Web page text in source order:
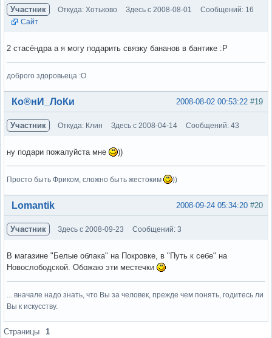
Участник Откуда: Хотьково Здесь с 2008-08-01
Сообщений: 16
Сайт
2 стасёндра а я могу подарить связку бананов в бантике :Р
доброго здоровьеца :О
Вне форума #19
2008-08-02 00:53:22
Ко®нИ_ЛоКи
Участник Откуда: Клин Здесь с 2008-04-14 Сообщений: 43
ну подари пожалуйста мне ))
Просто быть Фриком, сложно быть жестоким ))
Вне форума #20
2008-09-24 05:34:20
Lomantik
Участник Здесь с 2008-09-23 Сообщений: 3
В магазине "Белые облака" на Покровке, в "Путь к себе" на
Новослободской. Обожаю эти местечки
... вначале надо знать, что Вы за человек, прежде чем понять, годитесь ли
Вы к искусству.
Вне форума
Страницы 1